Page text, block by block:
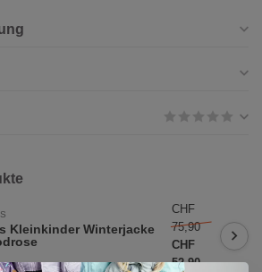
Kleinkinder Winterjacke
CHF
75,90
CHF
52,90